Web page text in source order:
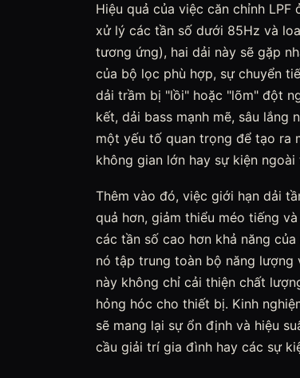
Hiệu quả của việc căn chỉnh
xử lý các tần số dưới 85Hz và
tương ứng), hai dải này sẽ gặp
của bộ lọc phù hợp, sự chuyển
dải trầm bị "lồi" hoặc "lõm" đột
kết, dải bass mạnh mẽ, sâu
một yếu tố quan trọng để tạo ra
không gian lớn hay sự kiện ngoài
Thêm vào đó, việc giới hạn dải
quả hơn, giảm thiểu méo tiếng
các tần số cao hơn khả năng
nó tập trung toàn bộ năng lượng
này không chỉ cải thiện chất
hỏng hóc cho thiết bị. Kinh
sẽ mang lại sự ổn định và hiệu
cầu giải trí gia đình hay các sự